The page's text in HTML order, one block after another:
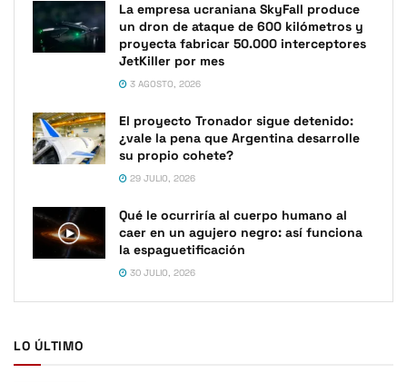
La empresa ucraniana SkyFall produce
un dron de ataque de 600 kilómetros y
proyecta fabricar 50.000 interceptores
JetKiller por mes
3 AGOSTO, 2026
El proyecto Tronador sigue detenido:
¿vale la pena que Argentina desarrolle
su propio cohete?
29 JULIO, 2026
Qué le ocurriría al cuerpo humano al
caer en un agujero negro: así funciona
la espaguetificación
30 JULIO, 2026
LO ÚLTIMO